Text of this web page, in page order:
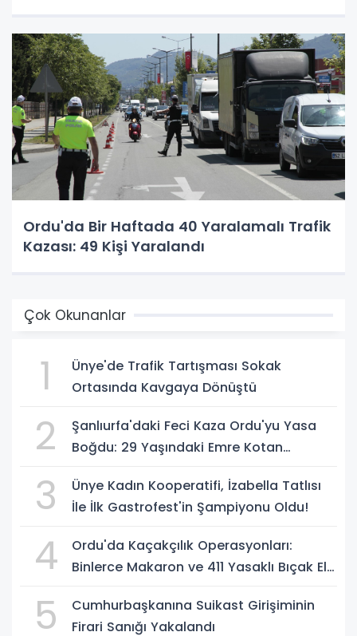
Ordu'da Bir Haftada 40 Yaralamalı Trafik
Kazası: 49 Kişi Yaralandı
Çok Okunanlar
1
Ünye'de Trafik Tartışması Sokak
Ortasında Kavgaya Dönüştü
2
Şanlıurfa'daki Feci Kaza Ordu'yu Yasa
Boğdu: 29 Yaşındaki Emre Kotan
3
Ünye Kadın Kooperatifi, İzabella Tatlısı
İle İlk Gastrofest'in Şampiyonu Oldu!
4
Ordu'da Kaçakçılık Operasyonları:
Binlerce Makaron ve 411 Yasaklı Bıçak Ele
5
Cumhurbaşkanına Suikast Girişiminin
Firari Sanığı Yakalandı